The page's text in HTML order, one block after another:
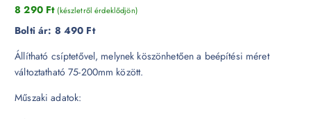
8 290 Ft (készletről érdeklődjön)
Bolti ár: 8 490 Ft
Állítható csíptetővel, melynek köszönhetően a beépítési méret
változtatható 75-200mm között.
Műszaki adatok: